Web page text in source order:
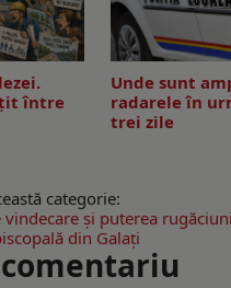
între
Unde sunt
radarele în
trei zile
categorie:
vindecare și puterea
din Galați